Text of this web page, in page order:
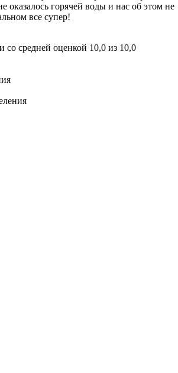
оказалось горячей воды и нас об этом не
все супер!
со средней оценкой 10,0 из 10,0